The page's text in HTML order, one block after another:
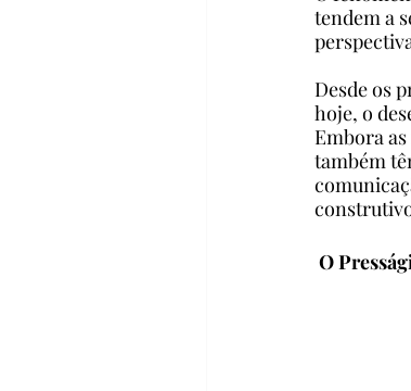
tendem a
Desde os
hoje, o
Embora
também
O